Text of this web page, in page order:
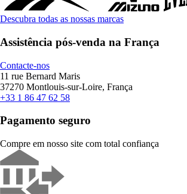
Descubra todas as nossas marcas
Assistência pós-venda na França
Contacte-nos
11 rue Bernard Maris
37270 Montlouis-sur-Loire, França
+33 1 86 47 62 58
Pagamento seguro
Compre em nosso site com total confiança